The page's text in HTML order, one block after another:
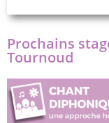
Prochains
Tournoud